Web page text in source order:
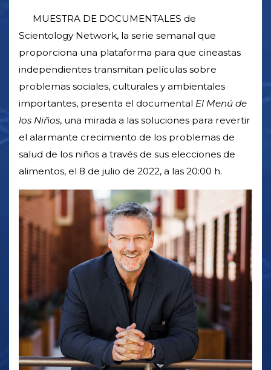
MUESTRA DE DOCUMENTALES de
Scientology Network, la serie semanal que
proporciona una plataforma para que cineastas
independientes transmitan películas sobre
problemas sociales, culturales y ambientales
importantes, presenta el documental El Menú de
los Niños, una mirada a las soluciones para revertir
el alarmante crecimiento de los problemas de
salud de los niños a través de sus elecciones de
alimentos, el 8 de julio de 2022, a las 20:00 h.